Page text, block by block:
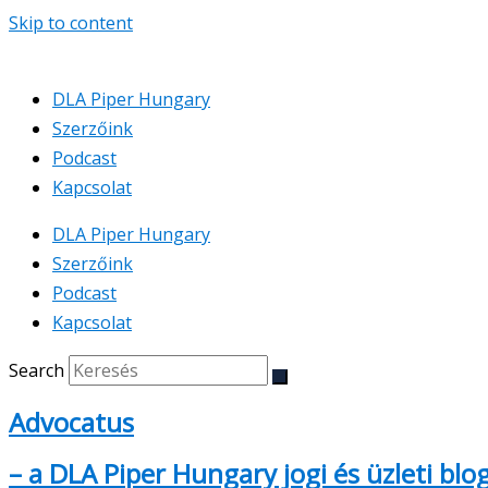
Skip to content
DLA Piper Hungary
Szerzőink
Podcast
Kapcsolat
DLA Piper Hungary
Szerzőink
Podcast
Kapcsolat
Search
Advocatus
– a DLA Piper Hungary jogi és üzleti